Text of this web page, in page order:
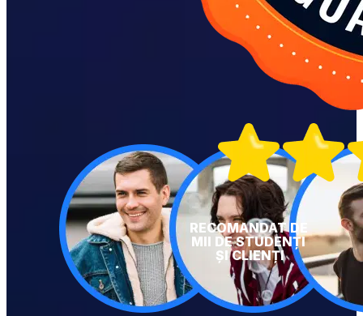
RECOMANDAT DE
MII DE STUDENȚI
ȘI CLIENȚI